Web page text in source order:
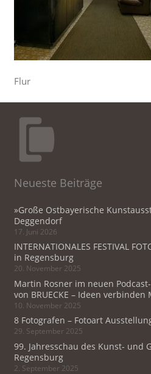
Flur
Neueste Beiträge
»Große Ostbayerische
Deggendorf
17. Juni 2026
INTERNATIONALES FESTIVAL
in Regensburg
20. November 2025
Martin Rosner im neuen
von BRUECKE – Ideen verbinden
10. November 2025
8 Fotografen – Fotoart
29. September 2025
99. Jahresschau des Kunst- und
Regensburg
2. September 2025